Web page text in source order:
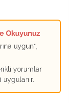
Okuyunuz
uygun*,
yorumlar
uygulanır.